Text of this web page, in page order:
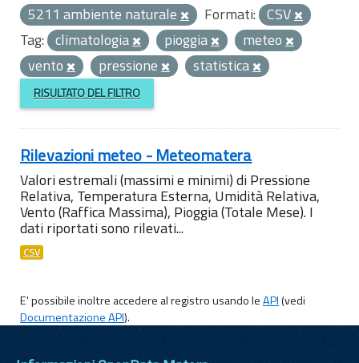
5211 ambiente naturale
Formati: CSV
Tag: climatologia pioggia
meteo
vento
pressione statistica
RISULTATO DEL FILTRO
Rilevazioni meteo - Meteomatera
Valori estremali (massimi e minimi) di Pressione
Relativa, Temperatura Esterna, Umidità Relativa,
Vento (Raffica Massima), Pioggia (Totale Mese). I
dati riportati sono rilevati...
CSV
E' possibile inoltre accedere al registro usando leAPI(vedi
Documentazione API).